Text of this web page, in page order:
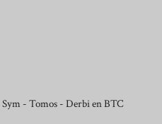
- Tomos - Derbi en BTC